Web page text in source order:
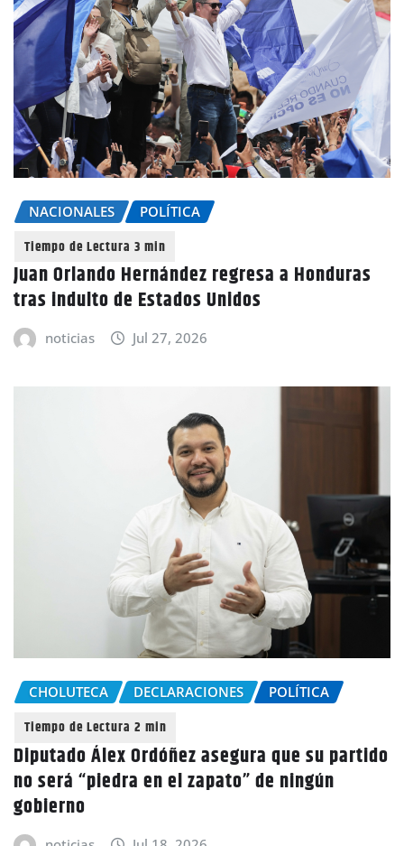
NACIONALES POLÍTICA
Juan Orlando Hernández regresa a Honduras
tras indulto de Estados Unidos
noticias Jul 27, 2026
CHOLUTECA DECLARACIONES POLÍTICA
Diputado Álex Ordóñez asegura que su partido
no será “piedra en el zapato” de ningún
gobierno